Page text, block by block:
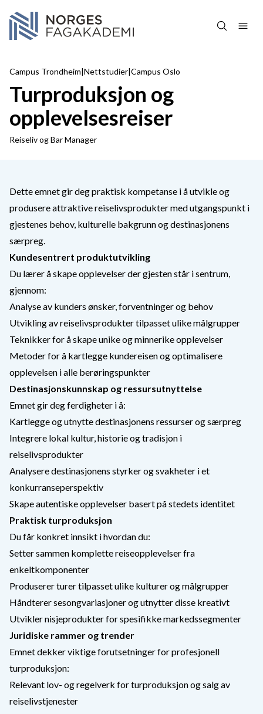
Hopp over navigasjon
Campus Trondheim|Nettstudier|Campus Oslo
Turproduksjon og
opplevelsesreiser
Reiseliv og Bar Manager
Dette emnet gir deg praktisk kompetanse i å utvikle og
produsere attraktive reiselivsprodukter med utgangspunkt i
gjestenes behov, kulturelle bakgrunn og destinasjonens
særpreg.
Kundesentrert produktutvikling
Du lærer å skape opplevelser der gjesten står i sentrum,
gjennom:
Analyse av kunders ønsker, forventninger og behov
Utvikling av reiselivsprodukter tilpasset ulike målgrupper
Teknikker for å skape unike og minnerike opplevelser
Metoder for å kartlegge kundereisen og optimalisere
opplevelsen i alle berøringspunkter
Destinasjonskunnskap og ressursutnyttelse
Emnet gir deg ferdigheter i å:
Kartlegge og utnytte destinasjonens ressurser og særpreg
Integrere lokal kultur, historie og tradisjon i
reiselivsprodukter
Analysere destinasjonens styrker og svakheter i et
konkurranseperspektiv
Skape autentiske opplevelser basert på stedets identitet
Praktisk turproduksjon
Du får konkret innsikt i hvordan du:
Setter sammen komplette reiseopplevelser fra
enkeltkomponenter
Produserer turer tilpasset ulike kulturer og målgrupper
Håndterer sesongvariasjoner og utnytter disse kreativt
Utvikler nisjeprodukter for spesifikke markedssegmenter
Juridiske rammer og trender
Emnet dekker viktige forutsetninger for profesjonell
turproduksjon:
Relevant lov- og regelverk for turproduksjon og salg av
reiselivstjenester